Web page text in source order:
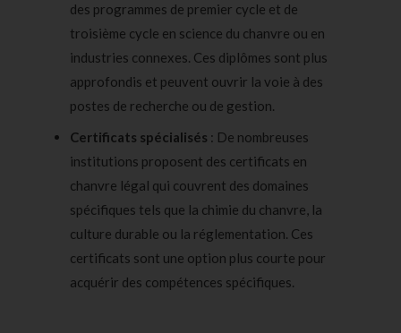
des programmes de premier cycle et de
troisième cycle en science du chanvre ou en
industries connexes. Ces diplômes sont plus
approfondis et peuvent ouvrir la voie à des
postes de recherche ou de gestion.
Certificats spécialisés : De nombreuses
institutions proposent des certificats en
chanvre légal qui couvrent des domaines
spécifiques tels que la chimie du chanvre, la
culture durable ou la réglementation. Ces
certificats sont une option plus courte pour
acquérir des compétences spécifiques.